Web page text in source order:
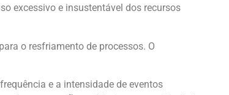
excessivo e insustentável dos recursos
o resfriamento de processos. O
e a intensidade de eventos